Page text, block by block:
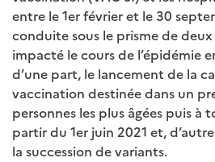
entre le 1er février et le 30
conduite sous le prisme de
impacté le cours de l’épidémie
d’une part, le lancement de la
vaccination destinée dans un
personnes les plus âgées puis
partir du 1er juin 2021 et,
la succession de variants.